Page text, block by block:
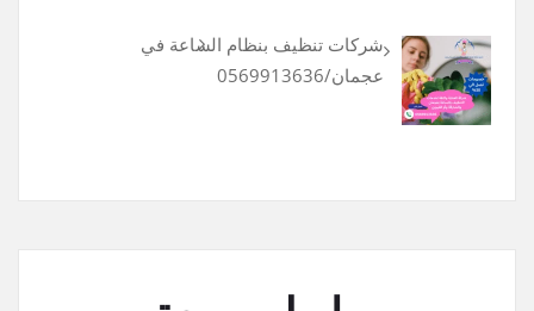
شركات تنظيف بنظام الساعة في
عجمان/0569913636